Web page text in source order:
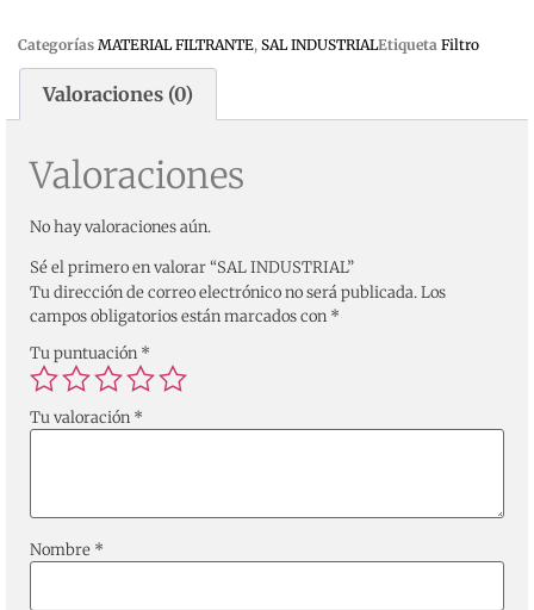
Categorías MATERIAL FILTRANTE, SAL INDUSTRIALEtiqueta Filtro
Valoraciones (0)
Valoraciones
No hay valoraciones aún.
Sé el primero en valorar “SAL INDUSTRIAL”
Tu dirección de correo electrónico no será publicada.Los
campos obligatorios están marcados con *
Tu puntuación *
Tu valoración *
Nombre *